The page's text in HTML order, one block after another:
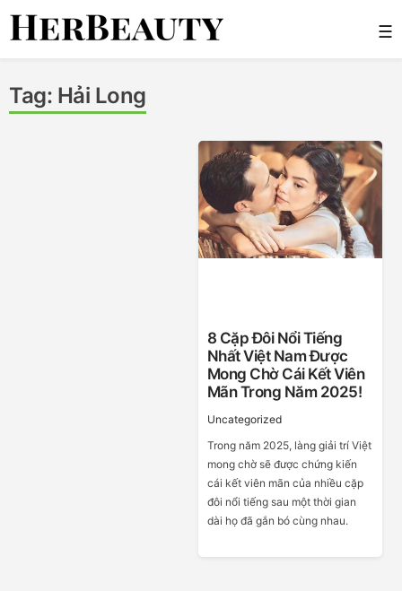
Skip
☰
Tag: Hải Long
8 Cặp Đôi Nổi Tiếng
Nhất Việt Nam Được
Mong Chờ Cái Kết Viên
Mãn Trong Năm 2025!
Uncategorized
Trong năm 2025, làng giải trí Việt
mong chờ sẽ được chứng kiến
cái kết viên mãn của nhiều cặp
đôi nổi tiếng sau một thời gian
dài họ đã gắn bó cùng nhau.